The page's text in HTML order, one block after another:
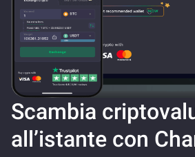
Scambia
all’istante con